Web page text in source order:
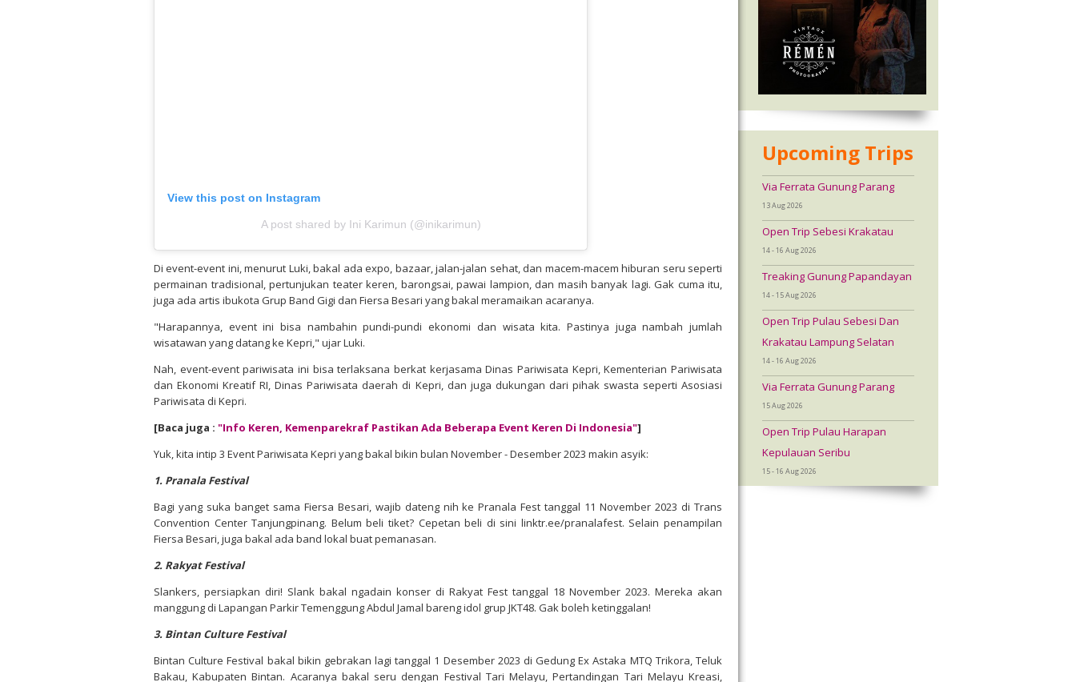
View this post on Instagram
A post shared by Ini Karimun (@inikarimun)
Di event-event ini, menurut Luki, bakal ada expo, bazaar, jalan-jalan sehat, dan macem-macem hiburan seru seperti
permainan tradisional, pertunjukan teater keren, barongsai, pawai lampion, dan masih banyak lagi. Gak cuma itu,
juga ada artis ibukota Grup Band Gigi dan Fiersa Besari yang bakal meramaikan acaranya.
"Harapannya, event ini bisa nambahin pundi-pundi ekonomi dan wisata kita. Pastinya juga nambah jumlah
wisatawan yang datang ke Kepri," ujar Luki.
Nah, event-event pariwisata ini bisa terlaksana berkat kerjasama Dinas Pariwisata Kepri, Kementerian Pariwisata
dan Ekonomi Kreatif RI, Dinas Pariwisata daerah di Kepri, dan juga dukungan dari pihak swasta seperti Asosiasi
Pariwisata di Kepri.
[Baca juga : "Info Keren, Kemenparekraf Pastikan Ada Beberapa Event Keren Di Indonesia"]
Yuk, kita intip 3 Event Pariwisata Kepri yang bakal bikin bulan November - Desember 2023 makin asyik:
1. Pranala Festival
Bagi yang suka banget sama Fiersa Besari, wajib dateng nih ke Pranala Fest tanggal 11 November 2023 di Trans
Convention Center Tanjungpinang. Belum beli tiket? Cepetan beli di sini linktr.ee/pranalafest. Selain penampilan
Fiersa Besari, juga bakal ada band lokal buat pemanasan.
2. Rakyat Festival
Slankers, persiapkan diri! Slank bakal ngadain konser di Rakyat Fest tanggal 18 November 2023. Mereka akan
manggung di Lapangan Parkir Temenggung Abdul Jamal bareng idol grup JKT48. Gak boleh ketinggalan!
3. Bintan Culture Festival
Bintan Culture Festival bakal bikin gebrakan lagi tanggal 1 Desember 2023 di Gedung Ex Astaka MTQ Trikora, Teluk
Bakau, Kabupaten Bintan. Acaranya bakal seru dengan Festival Tari Melayu, Pertandingan Tari Melayu Kreasi,
Upcoming Trips
Via Ferrata Gunung Parang
13 Aug 2026
Open Trip Sebesi Krakatau
14 - 16 Aug 2026
Treaking Gunung Papandayan
14 - 15 Aug 2026
Open Trip Pulau Sebesi Dan
Krakatau Lampung Selatan
14 - 16 Aug 2026
Via Ferrata Gunung Parang
15 Aug 2026
Open Trip Pulau Harapan
Kepulauan Seribu
15 - 16 Aug 2026